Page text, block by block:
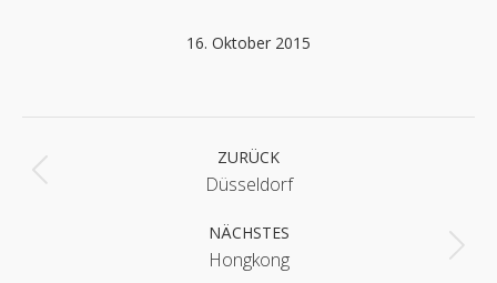
16. Oktober 2015
Album-
Navigation
ZURÜCK
Vorheriges
Düsseldorf
NÄCHSTES
Nächstes
Hongkong